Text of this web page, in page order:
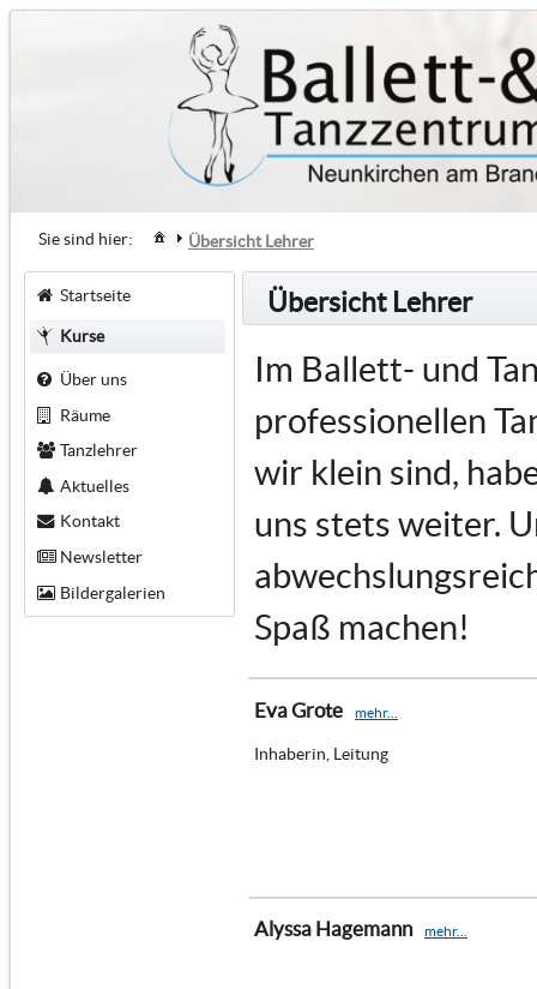
Sie sind hier: Übersicht Lehrer
Startseite
Kurse
Über uns
Räume
Tanzlehrer
Aktuelles
Kontakt
Newsletter
Bildergalerien
Übersicht Lehrer
Im Ballett- und
professionellen
wir klein sind,
uns stets weiter.
Spaß machen!
Eva Grote mehr...
Inhaberin, Leitung
Alyssa Hagemann mehr...